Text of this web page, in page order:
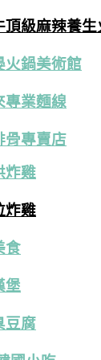
頂級麻辣養生
火鍋美術館
專業麵線
骨專賣店
炸雞
炸雞
食
堡
豆腐